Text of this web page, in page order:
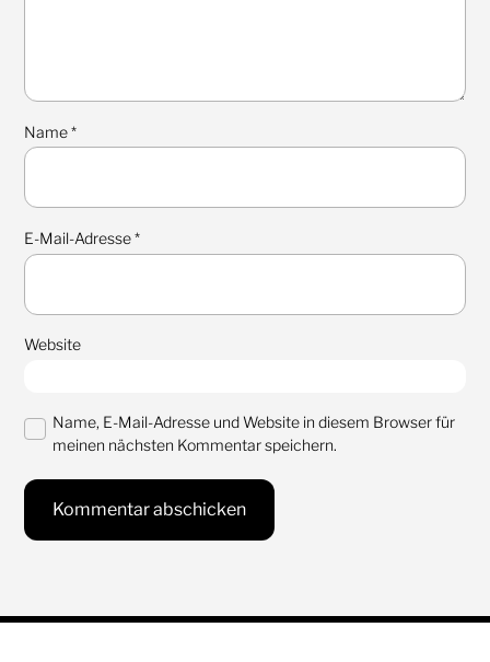
Name*
E-Mail-Adresse*
Website
Name, E-Mail-Adresse und Website in diesem Browser für
meinen nächsten Kommentar speichern.